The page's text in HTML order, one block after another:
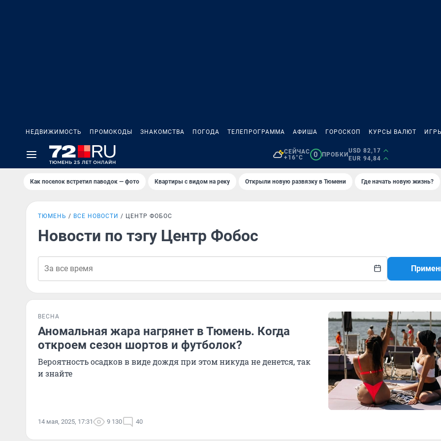
НЕДВИЖИМОСТЬ ПРОМОКОДЫ ЗНАКОМСТВА ПОГОДА ТЕЛЕПРОГРАММА АФИША ГОРОСКОП КУРСЫ ВАЛЮТ
СЕЙЧАС
+16°C
0 ПРОБКИ
USD 82,17
EUR 94,84
Как поселок встретил паводок — фото Квартиры с видом на реку Открыли новую развязку в Тюмени Где начать новую жизнь?
ТЮМЕНЬ ВСЕ НОВОСТИ ЦЕНТР ФОБОС
Новости по тэгу Центр Фобос
ВЕСНА
Аномальная жара нагрянет в Тюмень. Когда
откроем сезон шортов и футболок?
Вероятность осадков в виде дождя при этом никуда не денется, так
и знайте
14 мая, 2025, 17:31 9 130 40